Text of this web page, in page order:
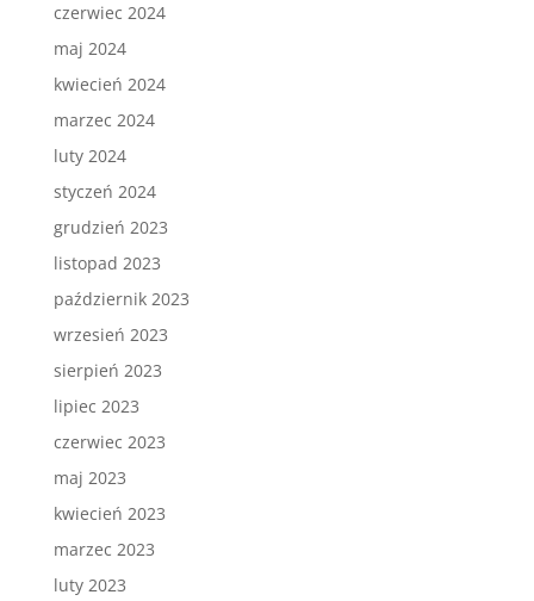
czerwiec 2024
maj 2024
kwiecień 2024
marzec 2024
luty 2024
styczeń 2024
grudzień 2023
listopad 2023
październik 2023
wrzesień 2023
sierpień 2023
lipiec 2023
czerwiec 2023
maj 2023
kwiecień 2023
marzec 2023
luty 2023